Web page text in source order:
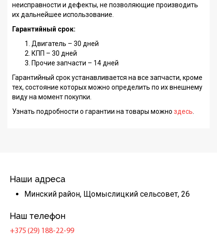
неисправности и дефекты, не позволяющие производить
их дальнейшее использование.
Гарантийный срок:
Двигатель – 30 дней
КПП – 30 дней
Прочие запчасти – 14 дней
Гарантийный срок устанавливается на все запчасти, кроме
тех, состояние которых можно определить по их внешнему
виду на момент покупки.
Узнать подробности о гарантии на товары можно здесь.
Наши адреса
Минский район, Щомыслицкий сельсовет, 26
Наш телефон
+375 (29) 188-22-99